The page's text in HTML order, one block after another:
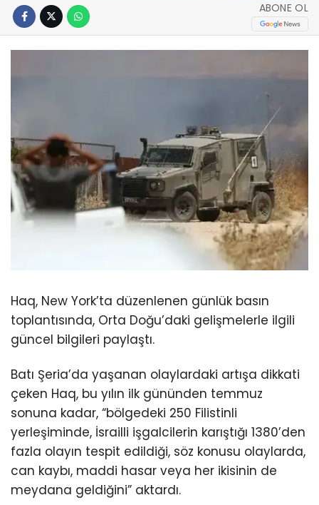
ABONE OL
Haq, New York’ta düzenlenen günlük basın
toplantısında, Orta Doğu’daki gelişmelerle ilgili
güncel bilgileri paylaştı.
Batı Şeria’da yaşanan olaylardaki artışa dikkati
çeken Haq, bu yılın ilk gününden temmuz
sonuna kadar, “bölgedeki 250 Filistinli
yerleşiminde, İsrailli işgalcilerin karıştığı 1380’den
fazla olayın tespit edildiği, söz konusu olaylarda,
can kaybı, maddi hasar veya her ikisinin de
meydana geldiğini” aktardı.